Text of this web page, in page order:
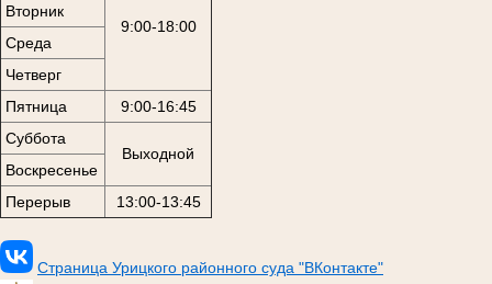
9:00-18:00
Вторник
Среда
Четверг
Пятница
9:00-16:45
Суббота
Выходной
Воскресенье
Перерыв
13:00-13:45
Страница Урицкого районного суда "ВКонтакте"